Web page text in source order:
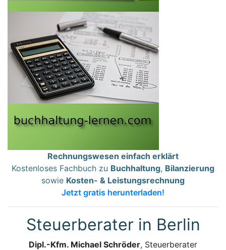
Rechnungswesen einfach erklärt
Kostenloses Fachbuch zu Buchhaltung, Bilanzierung
sowie Kosten- & Leistungsrechnung
Jetzt gratis herunterladen!
Steuerberater in Berlin
Dipl.-Kfm. Michael Schröder, Steuerberater